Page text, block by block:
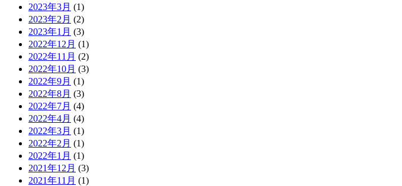
2023年3月 (1)
2023年2月 (2)
2023年1月 (3)
2022年12月 (1)
2022年11月 (2)
2022年10月 (3)
2022年9月 (1)
2022年8月 (3)
2022年7月 (4)
2022年4月 (4)
2022年3月 (1)
2022年2月 (1)
2022年1月 (1)
2021年12月 (3)
2021年11月 (1)